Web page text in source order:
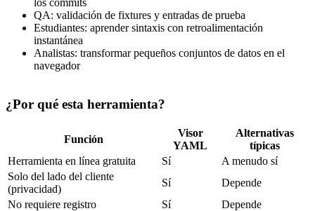
QA: validación de fixtures y entradas de prueba
Estudiantes: aprender sintaxis con retroalimentación
instantánea
Analistas: transformar pequeños conjuntos de datos en el
navegador
¿Por qué esta herramienta?
Función
Visor
YAML
Alternativas
típicas
Herramienta en línea gratuita
Sí
A menudo sí
Solo del lado del cliente
(privacidad)
Sí
Depende
No requiere registro
Sí Depende